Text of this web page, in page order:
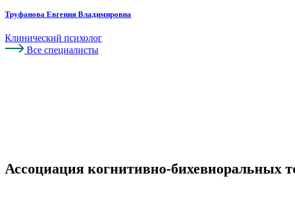
Труфанова Евгения Владимировна
Клинический психолог
Все специалисты
Ассоциация когнитивно-бихевиоральных